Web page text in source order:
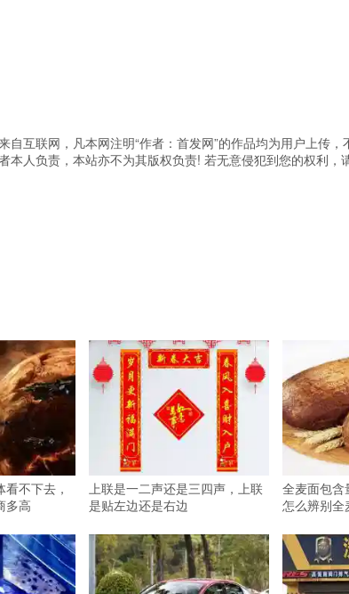
互联网，凡本网注明“作者：首发网”的作品均为用户上传，
本人负责，本站亦不为其版权负责! 若无意侵犯到您的权利，
不下去，
多高
上联是一二声还是三四声，上联
是贴左边还是右边
全麦面包含
怎么辨别全